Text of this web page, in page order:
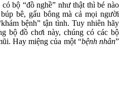
bộ “đồ nghề” như thật thì bé nào
bê, gấu bông mà cả mọi người
bệnh” tận tình. Tuy nhiên hãy
bộ đồ chơi này, chúng có các bộ
Hay miệng của một “bệnh nhân”